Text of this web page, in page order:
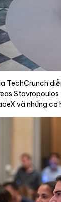
TechCrunch
và những